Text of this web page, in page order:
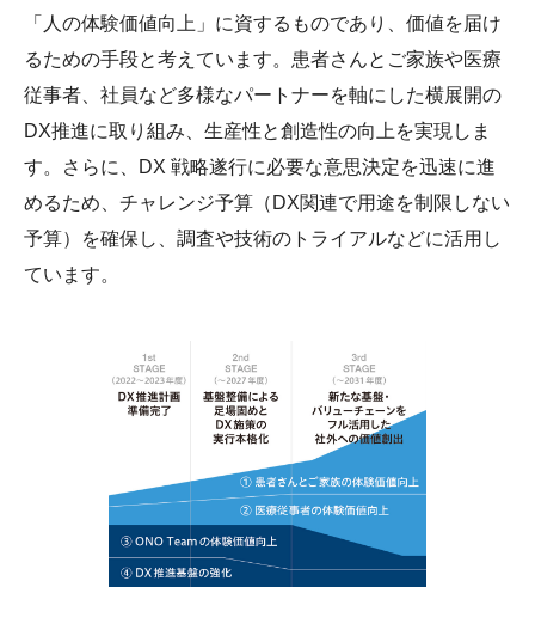
「人の体験価値向上」に資するものであり、価値を届け
るための手段と考えています。患者さんとご家族や医療
従事者、社員など多様なパートナーを軸にした横展開の
DX推進に取り組み、生産性と創造性の向上を実現しま
す。さらに、DX 戦略遂行に必要な意思決定を迅速に進
めるため、チャレンジ予算（DX関連で用途を制限しない
予算）を確保し、調査や技術のトライアルなどに活用し
ています。